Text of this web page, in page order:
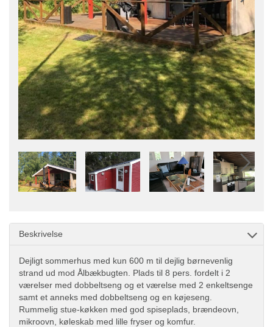
Beskrivelse
Dejligt sommerhus med kun 600 m til dejlig børnevenlig
strand ud mod Ålbækbugten. Plads til 8 pers. fordelt i 2
værelser med dobbeltseng og et værelse med 2 enkeltsenge
samt et anneks med dobbeltseng og en køjeseng.
Rummelig stue-køkken med god spiseplads, brændeovn,
mikroovn, køleskab med lille fryser og komfur.